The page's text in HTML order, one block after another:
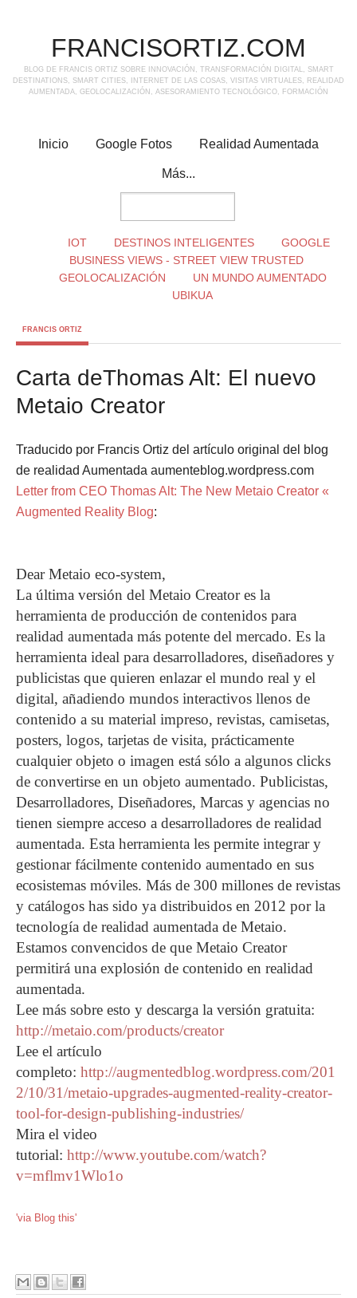
FRANCISORTIZ.COM
BLOG DE FRANCIS ORTIZ SOBRE INNOVACIÓN, TRANSFORMACIÓN DIGITAL, SMART
DESTINATIONS, SMART CITIES, INTERNET DE LAS COSAS, VISITAS VIRTUALES, REALIDAD
AUMENTADA, GEOLOCALIZACIÓN, ASESORAMIENTO TECNOLÓGICO, FORMACIÓN
Inicio Google Fotos Realidad Aumentada
Más...
IOT DESTINOS INTELIGENTES
GOOGLE
BUSINESS VIEWS - STREET VIEW TRUSTED
GEOLOCALIZACIÓN
UN MUNDO AUMENTADO
UBIKUA
FRANCIS ORTIZ
Carta deThomas Alt: El nuevo
Metaio Creator
Traducido por Francis Ortiz del artículo original del blog
de realidad Aumentada aumenteblog.wordpress.com
Letter from CEO Thomas Alt: The New Metaio Creator «
Augmented Reality Blog:
Dear Metaio eco-system,
La última versión del Metaio Creator es la
herramienta de producción de contenidos para
realidad aumentada más potente del mercado. Es la
herramienta ideal para desarrolladores, diseñadores y
publicistas que quieren enlazar el mundo real y el
digital, añadiendo mundos interactivos llenos de
contenido a su material impreso, revistas, camisetas,
posters, logos, tarjetas de visita, prácticamente
cualquier objeto o imagen está sólo a algunos clicks
de convertirse en un objeto aumentado. Publicistas,
Desarrolladores, Diseñadores, Marcas y agencias no
tienen siempre acceso a desarrolladores de realidad
aumentada. Esta herramienta les permite integrar y
gestionar fácilmente contenido aumentado en sus
ecosistemas móviles. Más de 300 millones de revistas
y catálogos has sido ya distribuidos en 2012 por la
tecnología de realidad aumentada de Metaio.
Estamos convencidos de que Metaio Creator
permitirá una explosión de contenido en realidad
aumentada.
Lee más sobre esto y descarga la versión gratuita:
http://metaio.com/products/creator
Lee el artículo
completo: http://augmentedblog.wordpress.com/201
2/10/31/metaio-upgrades-augmented-reality-creator-
tool-for-design-publishing-industries/
Mira el video
tutorial: http://www.youtube.com/watch?
v=mflmv1Wlo1o
'via Blog this'